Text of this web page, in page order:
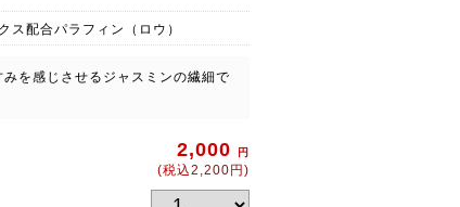
ス配合パラフィン（ロウ）
を感じさせるジャスミンの繊細で
2,000 円
(税込2,200円)